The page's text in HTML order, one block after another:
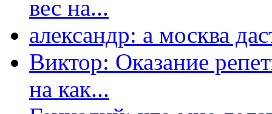
вес на...
александр: а москва
Виктор: Оказание
на как...